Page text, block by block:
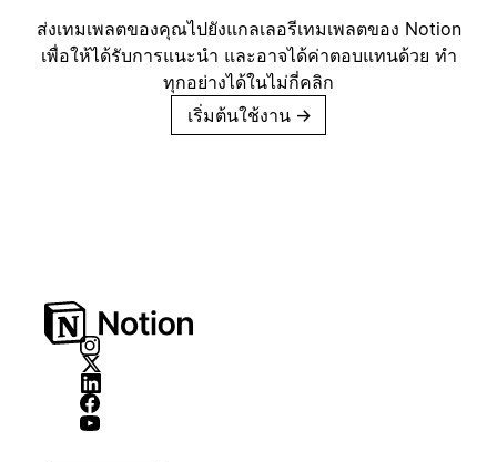
ส่งเทมเพลตของคุณไปยังแกลเลอรีเทมเพลตของ Notion
เพื่อให้ได้รับการแนะนำ และอาจได้ค่าตอบแทนด้วย ทำ
ทุกอย่างได้ในไม่กี่คลิก
เริ่มต้นใช้งาน →